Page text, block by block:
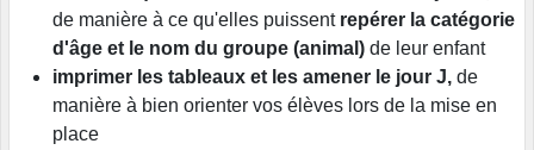
de manière à ce qu'elles puissent repérer la catégorie
d'âge et le nom du groupe (animal) de leur enfant
imprimer les tableaux et les amener le jour J, de
manière à bien orienter vos élèves lors de la mise en
place